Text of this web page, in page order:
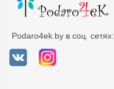
Podaro4ek.by в соц. сетях: